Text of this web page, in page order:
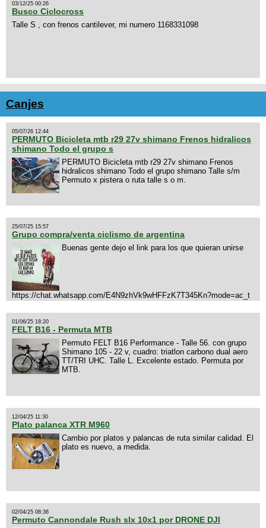
03/12/25 00:26
Busco Ciclocross
Talle S , con frenos cantilever, mi numero 1168331098
Canjes
05/07/26 12:44
PERMUTO Bicicleta mtb r29 27v shimano Frenos hidralicos
shimano Todo el grupo s
PERMUTO Bicicleta mtb r29 27v shimano Frenos
hidralicos shimano Todo el grupo shimano Talle s/m
Permuto x pistera o ruta talle s o m.
25/07/25 15:57
Grupo compra/venta ciclismo de argentina
Buenas gente dejo el link para los que quieran unirse
https://chat.whatsapp.com/E4N9zhVk9wHFFzK7T345Kn?mode=ac_t
01/06/25 18:20
FELT B16 - Permuta MTB
Permuto FELT B16 Performance - Talle 56. con grupo
Shimano 105 - 22 v, cuadro: triatlon carbono dual aero
TT/TRI UHC. Talle L. Excelente estado. Permuta por
MTB.
12/04/25 11:30
Plato palanca XTR M960
Cambio por platos y palancas de ruta similar calidad. El
plato es nuevo, a medida.
02/04/25 08:36
Permuto Cannondale Rush slx 10x1 por DRONE DJI